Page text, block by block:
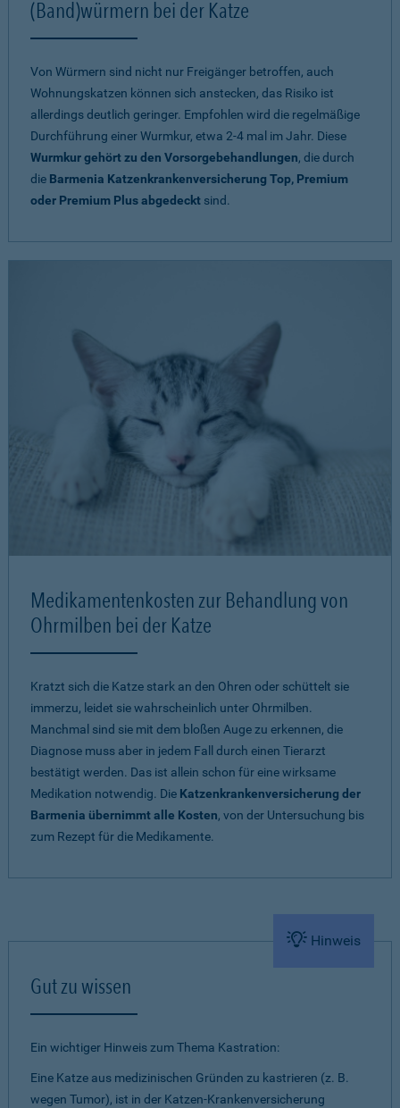
(Band)würmern bei der Katze
Von Würmern sind nicht nur Freigänger betroffen, auch
Wohnungskatzen können sich anstecken, das Risiko ist
allerdings deutlich geringer. Empfohlen wird die regelmäßige
Durchführung einer Wurmkur, etwa 2-4 mal im Jahr. Diese
Wurmkur gehört zu den Vorsorgebehandlungen, die durch
die Barmenia Katzenkrankenversicherung Top, Premium
oder Premium Plus abgedeckt sind.
Medikamentenkosten zur Behandlung von
Ohrmilben bei der Katze
Kratzt sich die Katze stark an den Ohren oder schüttelt sie
immerzu, leidet sie wahrscheinlich unter Ohrmilben.
Manchmal sind sie mit dem bloßen Auge zu erkennen, die
Diagnose muss aber in jedem Fall durch einen Tierarzt
bestätigt werden. Das ist allein schon für eine wirksame
Medikation notwendig. Die Katzenkrankenversicherung der
Barmenia übernimmt alle Kosten, von der Untersuchung bis
zum Rezept für die Medikamente.
Hinweis
Gut zu wissen
Ein wichtiger Hinweis zum Thema Kastration:
Eine Katze aus medizinischen Gründen zu kastrieren (z. B.
wegen Tumor), ist in der Katzen-Krankenversicherung